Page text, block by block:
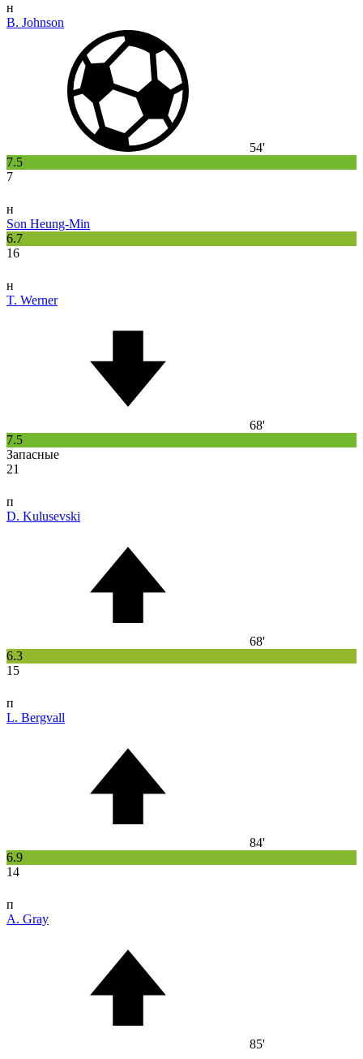
н
B. Johnson
54'
7.5
7
н
Son Heung-Min
6.7
16
н
T. Werner
68'
7.5
Запасные
21
п
D. Kulusevski
68'
6.3
15
п
L. Bergvall
84'
6.9
14
п
A. Gray
85'